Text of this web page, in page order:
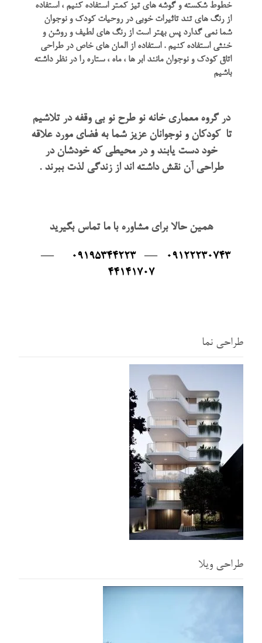
خطوط شکسته و گوشه های تیز کمتر استفاده کنیم ، استفاده
از رنگ های تند تاثیرات خوبی در روحیات کودک و نوجوان
شما نمی گدارد پس بهتر است از رنگ های لطیف و روشن و
خنثی استفاده کنیم . استفاده از المان های خاص در طراحی
اتاق کودک و نوجوان مانند ابر ها ، ماه ، ستاره را در نظر داشته
باشیم
در گروه معماری خانه نو طرح نو بی وقفه در تلاشیم
تا کودکان و نوجوانان عزیز شما به فضای مورد علاقه
خود دست یابند و در محیطی که خودشان در
طراحی آن نقش داشته اند از زندگی لذت ببرند .
همین حالا برای مشاوره با ما تماس بگیرید
09122230743
—
09195344223
—
44141707
طراحی نما
طراحی ویلا